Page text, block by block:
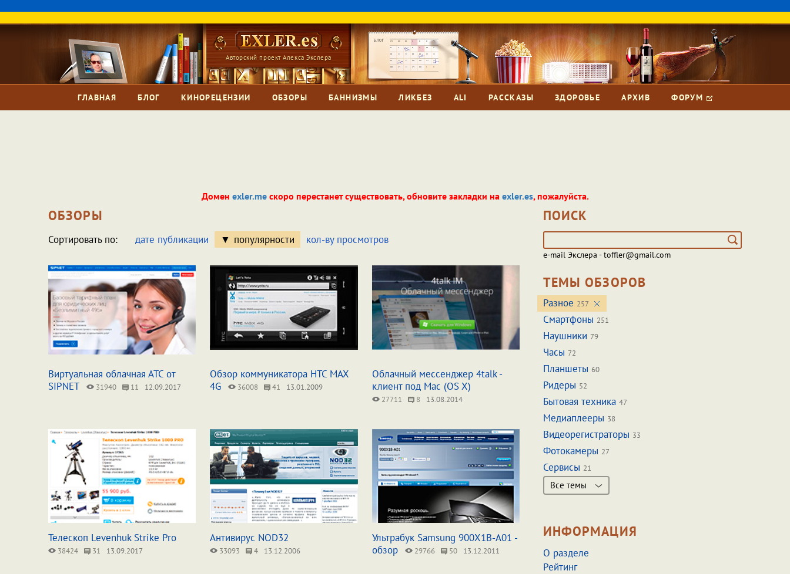
Авторский проект Алекса Экслера
ГЛАВНАЯ БЛОГ КИНОРЕЦЕНЗИИ ОБЗОРЫ БАННИЗМЫ ЛИКБЕЗ ALI РАССКАЗЫ ЗДОРОВЬЕ АРХИВ ФОРУМ
Домен exler.meскоро перестанет существовать, обновите закладки на exler.es, пожалуйста.
ОБЗОРЫ
Сортировать по: дате публикации популярности кол-ву просмотров
Виртуальная облачная АТС от
SIPNET
31940 11 12.09.2017
Обзор коммуникатора HTC MAX
4G
36008 41 13.01.2009
Облачный мессенджер 4talk -
клиент под Mac (OS X)
27711 8 13.08.2014
Телескоп Levenhuk Strike Pro
38424 31 13.09.2017
Антивирус NOD32
33093 4 13.12.2006
Ультрабук Samsung 900X1B-A01 -
обзор
29766 50 13.12.2011
ПОИСК
e-mail Экслера - toffler@gmail.com
ТЕМЫ ОБЗОРОВ
Разное 257
Смартфоны 251
Наушники 79
Часы 72
Планшеты 60
Ридеры 52
Бытовая техника 47
Медиаплееры 38
Видеорегистраторы 33
Фотокамеры 27
Сервисы 21
Все темы
ИНФОРМАЦИЯ
О разделе
Рейтинг